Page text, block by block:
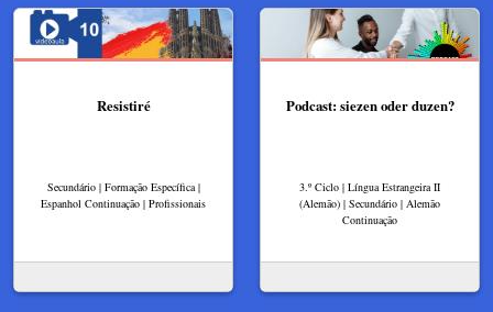
Resistiré
Secundário | Formação Específica |
Espanhol Continuação | Profissionais
Podcast: siezen oder duzen?
3.º Ciclo | Língua Estrangeira II
(Alemão) | Secundário | Alemão
Continuação